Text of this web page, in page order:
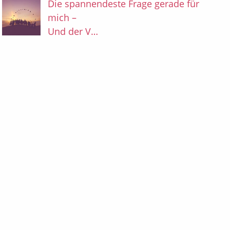
Die spannendeste Frage gerade für
mich –
Und der V…